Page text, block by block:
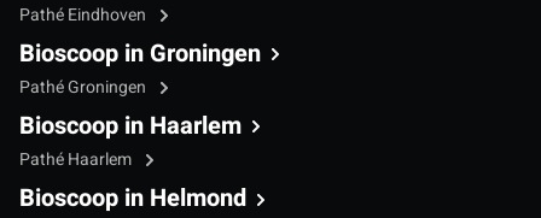
Pathé Eindhoven
Bioscoop in Groningen
Pathé Groningen
Bioscoop in Haarlem
Pathé Haarlem
Bioscoop in Helmond